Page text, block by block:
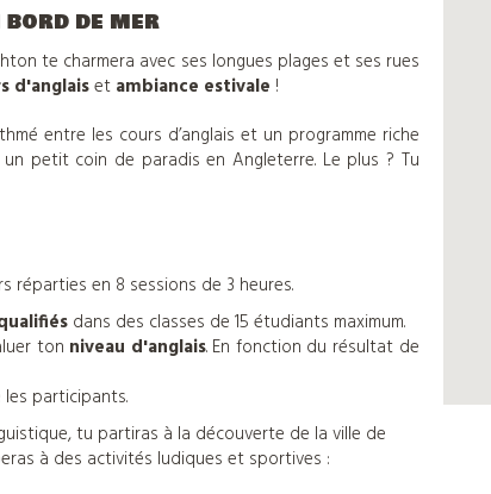
de mer
te charmera avec ses longues plages et ses rues
d'anglaiset ambiance estivale !
entre les cours d’anglais et un programme riche
petit coin de paradis en Angleterre. Le plus ? Tu
réparties en 8 sessions de 3 heures.
dans des classes de 15 étudiants maximum.
ton niveau d'anglais. En fonction du résultat de
participants.
tu partiras à la découverte de la ville de
à des activités ludiques et sportives :